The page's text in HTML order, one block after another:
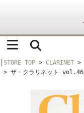
STORE TOP > CLARINET >
> ザ・クラリネット vol.46